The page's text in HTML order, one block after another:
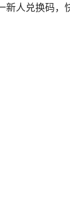
新人兑换码，